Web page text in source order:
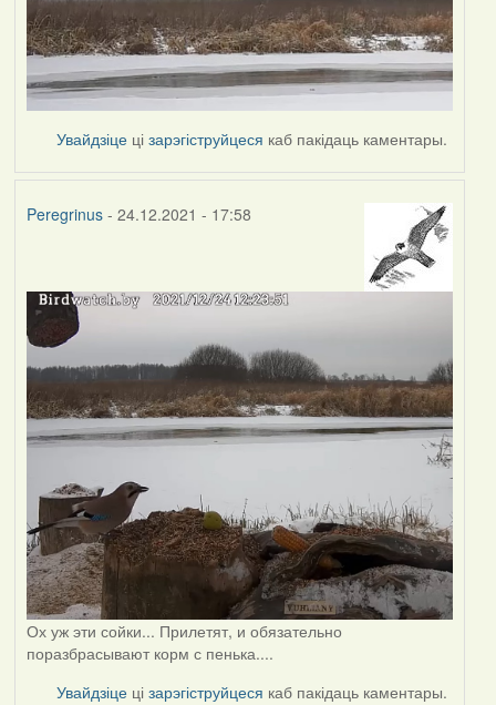
Увайдзіце цізарэгіструйцеся каб пакідаць каментары.
Peregrinus- 24.12.2021 - 17:58
Ох уж эти сойки... Прилетят, и обязательно
поразбрасывают корм с пенька....
Увайдзіце цізарэгіструйцеся каб пакідаць каментары.